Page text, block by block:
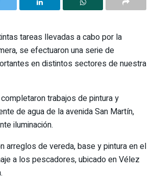
tareas llevadas a cabo por la
se efectuaron una serie de
en distintos sectores de nuestra
trabajos de pintura y
de agua de la avenida San Martín,
iluminación.
arreglos de vereda, base y pintura en el
a los pescadores, ubicado en Vélez